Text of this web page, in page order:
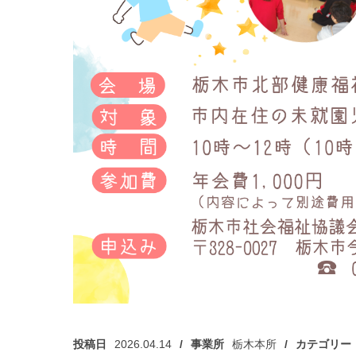
投稿日 2026.04.14 事業所 栃木本所 カテゴリー